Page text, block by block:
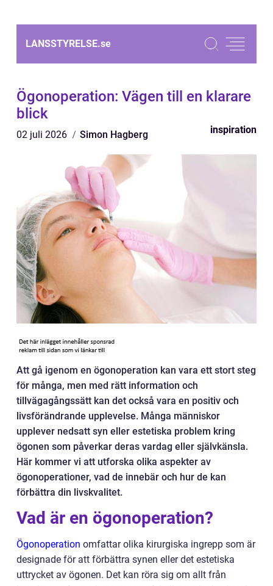
LANSSTYRELSE.se
Ögonoperation: Vägen till en klarare
blick
02 juli 2026 Simon Hagberg inspiration
Att gå igenom en ögonoperation kan vara ett stort steg
för många, men med rätt information och
tillvägagångssätt kan det också vara en positiv och
livsförändrande upplevelse. Många människor
upplever nedsatt syn eller estetiska problem kring
ögonen som påverkar deras vardag eller självkänsla.
Här kommer vi att utforska olika aspekter av
ögonoperationer, vad de innebär och hur de kan
förbättra din livskvalitet.
Vad är en ögonoperation?
Ögonoperation omfattar olika kirurgiska ingrepp som är
designade för att förbättra synen eller det estetiska
uttrycket av ögonen. Det kan röra sig om allt från